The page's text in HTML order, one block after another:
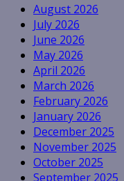
August 2026
July 2026
June 2026
May 2026
April 2026
March 2026
February 2026
January 2026
December 2025
November 2025
October 2025
September 2025